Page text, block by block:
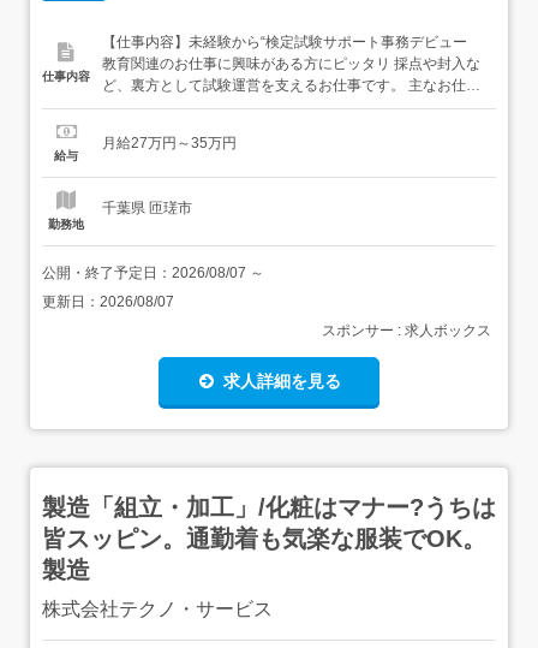
仕事内容
【仕事内容】未経験から“検定試験サポート事務デビュー
教育関連のお仕事に興味がある方にピッタリ 採点や封入な
ど、裏方として試験運営を支えるお仕事です。 主なお仕
事・答案の採点チェックや点数入力・封入・封緘作業のサ
業少なめ・短期・長期どちらも選べる勤務形態 ・落ち着い
給与
月給27万円～35万円
勤務地
千葉県 匝瑳市
公開・終了予定日： 2026/08/07 ～
更新日： 2026/08/07
スポンサー : 求人ボックス
求人詳細を見る
製造「組立・加工」/化粧はマナー?うちは
皆スッピン。通勤着も気楽な服装でOK。
製造
株式会社テクノ・サービス